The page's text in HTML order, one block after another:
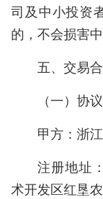
司及中小投资
的，不会损害
五、交易
（一）协
甲方：浙
注册地址
术开发区红垦